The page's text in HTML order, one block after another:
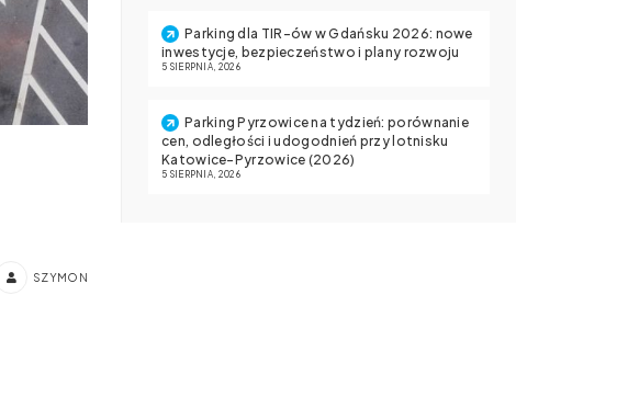
SZYMON
Parking dla TIR-ów w Gdańsku 2026: nowe
inwestycje, bezpieczeństwo i plany rozwoju
5 SIERPNIA, 2026
Parking Pyrzowice na tydzień: porównanie
cen, odległości i udogodnień przy lotnisku
Katowice-Pyrzowice (2026)
5 SIERPNIA, 2026